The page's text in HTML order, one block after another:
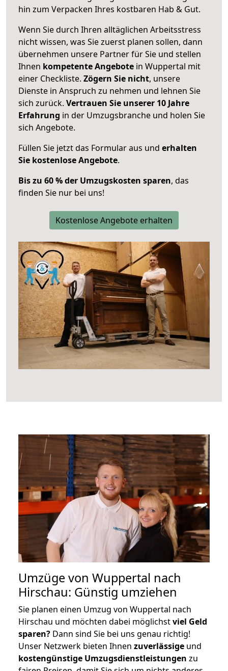
hin zum Verpacken Ihres kostbaren Hab & Gut.
Wenn Sie durch Ihren alltäglichen Arbeitsstress
nicht wissen, was Sie zuerst planen sollen, dann
übernehmen unsere Partner für Sie und stellen
Ihnen kompetente Angebote in Wuppertal mit
einer Checkliste. Zögern Sie nicht, unsere
Dienste in Anspruch zu nehmen und lehnen Sie
sich zurück. Vertrauen Sie unserer 10 Jahre
Erfahrung in der Umzugsbranche und holen Sie
sich Angebote.
Füllen Sie jetzt das Formular aus und erhalten
Sie kostenlose Angebote.
Bis zu 60 % der Umzugskosten sparen, das
finden Sie nur bei uns!
Kostenlose Angebote erhalten
Umzüge von Wuppertal nach
Hirschau: Günstig umziehen
Sie planen einen Umzug von Wuppertal nach
Hirschau und möchten dabei möglichstviel Geld
sparen? Dann sind Sie bei uns genau richtig!
Unser Netzwerk bieten Ihnen zuverlässige und
kostengünstige Umzugsdienstleistungen zu